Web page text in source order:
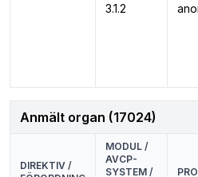
3.1.2
Anmält organ (17024)
DIREKTIV /
MODUL /
AVCP-
SYSTEM /